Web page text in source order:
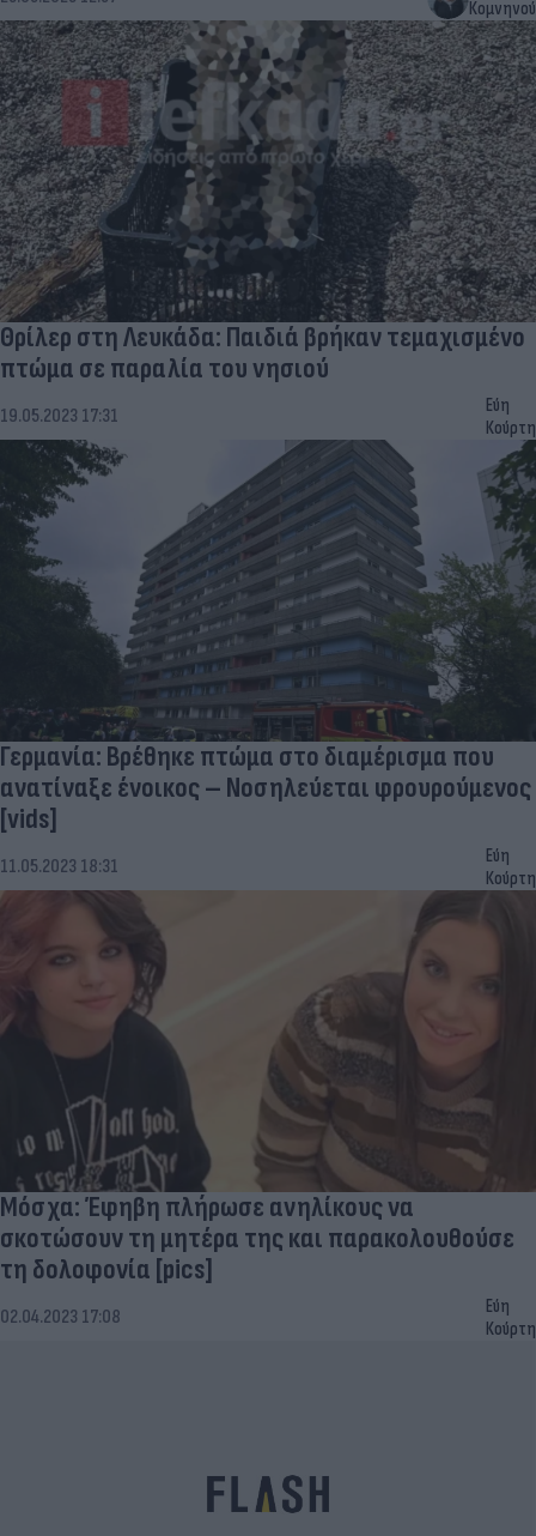
Κομνηνού
Θρίλερ στη Λευκάδα: Παιδιά βρήκαν τεμαχισμένο
πτώμα σε παραλία του νησιού
19.05.2023 17:31
Εύη
Κούρτη
Γερμανία: Βρέθηκε πτώμα στο διαμέρισμα που
ανατίναξε ένοικος – Νοσηλεύεται φρουρούμενος
[vids]
11.05.2023 18:31
Εύη
Κούρτη
Μόσχα: Έφηβη πλήρωσε ανηλίκους να
σκοτώσουν τη μητέρα της και παρακολουθούσε
τη δολοφονία [pics]
02.04.2023 17:08
Εύη
Κούρτη